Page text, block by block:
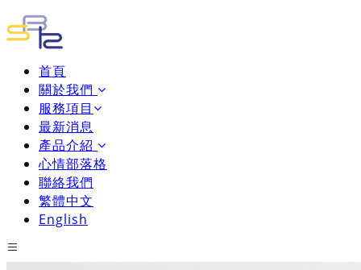
首頁
關於我們
服務項目
最新消息
產品介紹
心情部落格
聯絡我們
繁體中文
English